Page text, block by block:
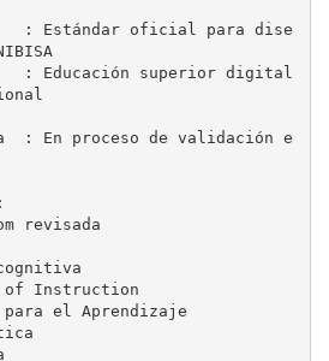
Estándar oficial para dise
Educación superior digital
: En proceso de validación e
revisada
Instruction
el Aprendizaje